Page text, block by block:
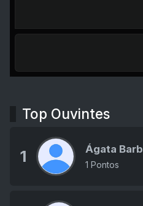
Top Ouvintes
1 Ágata
1 Pontos